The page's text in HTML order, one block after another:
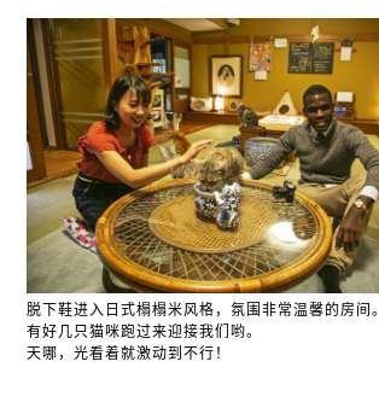
脱下鞋进入日式榻榻米风格，氛围非常温馨的房间。
有好几只猫咪跑过来迎接我们哟。
天哪，光看着就激动到不行！